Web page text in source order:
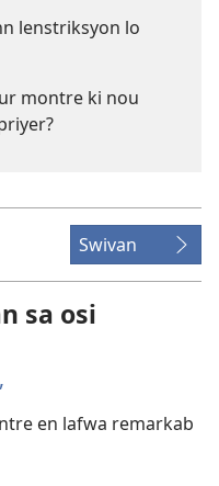
lenstriksyon lo
montre ki nou
Swivan
sa osi
en lafwa remarkab